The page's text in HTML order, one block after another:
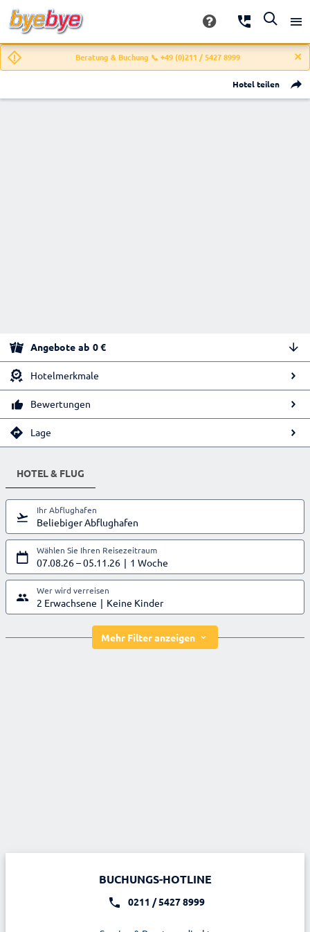
Beratung & Buchung 📞 +49 (0)211 / 5427 8999
Hotel teilen
Angebote ab 0€
Hotelmerkmale
Bewertungen
Lage
HOTEL & FLUG
Ihr Abflughafen
Beliebiger Abflughafen
Wählen Sie Ihren Reisezeitraum
07.08.26–05.11.26 1 Woche
Wer wird verreisen
2 Erwachsene Keine Kinder
Mehr Filter anzeigen
BUCHUNGS-HOTLINE
0211 / 5427 8999